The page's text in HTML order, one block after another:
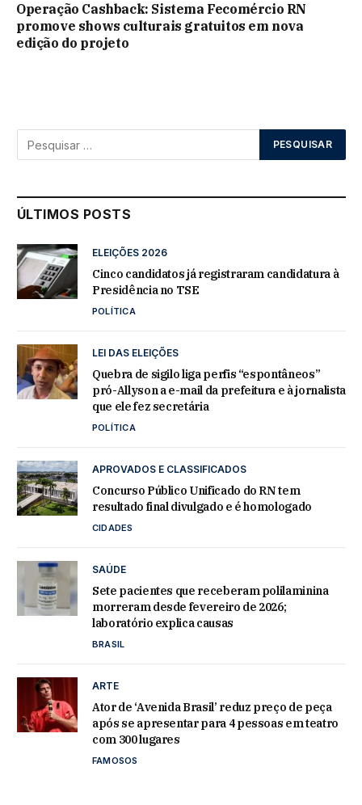
Operação Cashback: Sistema Fecomércio RN
promove shows culturais gratuitos em nova
edição do projeto
ÚLTIMOS POSTS
ELEIÇÕES 2026
Cinco candidatos já registraram candidatura à
Presidência no TSE
POLÍTICA
LEI DAS ELEIÇÕES
Quebra de sigilo liga perfis “espontâneos”
pró-Allyson a e-mail da prefeitura e à jornalista
que ele fez secretária
POLÍTICA
APROVADOS E CLASSIFICADOS
Concurso Público Unificado do RN tem
resultado final divulgado e é homologado
CIDADES
SAÚDE
Sete pacientes que receberam polilaminina
morreram desde fevereiro de 2026;
laboratório explica causas
BRASIL
ARTE
Ator de ‘Avenida Brasil’ reduz preço de peça
após se apresentar para 4 pessoas em teatro
com 300 lugares
FAMOSOS